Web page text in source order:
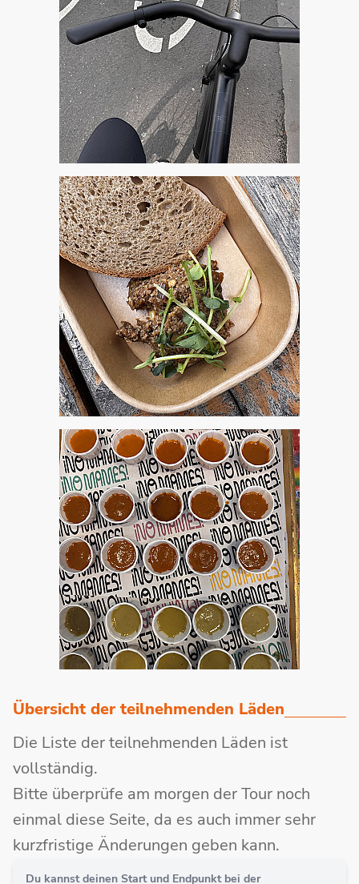
Übersicht der teilnehmenden Läden
Die Liste der teilnehmenden Läden ist
vollständig.
Bitte überprüfe am morgen der Tour noch
einmal diese Seite, da es auch immer sehr
kurzfristige Änderungen geben kann.
Du kannst deinen Start und Endpunkt bei der